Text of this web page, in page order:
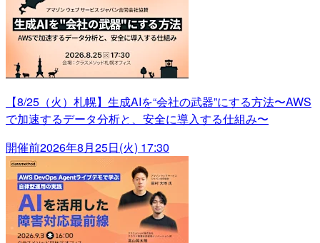
【8/25（火）札幌】生成AIを“会社の武器”にする方法〜AWS
で加速するデータ分析と、安全に導入する仕組み〜
開催前2026年8月25日(火) 17:30